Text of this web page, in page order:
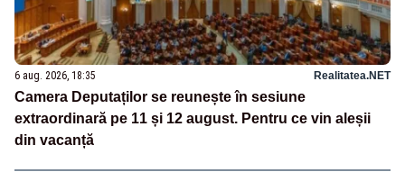
6 aug. 2026, 18:35 Realitatea.NET
Camera Deputaților se reunește în sesiune
extraordinară pe 11 și 12 august. Pentru ce vin aleșii
din vacanță